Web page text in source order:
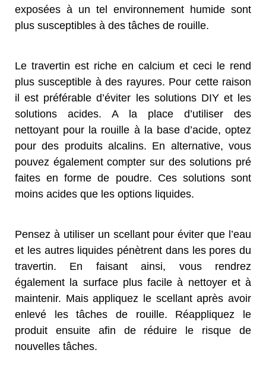
exposées à un tel environnement humide sont
plus susceptibles à des tâches de rouille.
Le travertin est riche en calcium et ceci le rend
plus susceptible à des rayures. Pour cette raison
il est préférable d’éviter les solutions DIY et les
solutions acides. A la place d’utiliser des
nettoyant pour la rouille à la base d’acide, optez
pour des produits alcalins. En alternative, vous
pouvez également compter sur des solutions pré
faites en forme de poudre. Ces solutions sont
moins acides que les options liquides.
Pensez à utiliser un scellant pour éviter que l’eau
et les autres liquides pénètrent dans les pores du
travertin. En faisant ainsi, vous rendrez
également la surface plus facile à nettoyer et à
maintenir. Mais appliquez le scellant après avoir
enlevé les tâches de rouille. Réappliquez le
produit ensuite afin de réduire le risque de
nouvelles tâches.